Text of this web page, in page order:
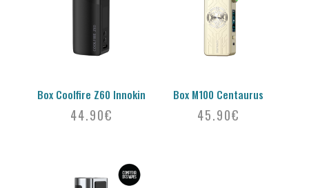
Box Coolfire Z60 Innokin
44.90€
Box M100 Centaurus
45.90€